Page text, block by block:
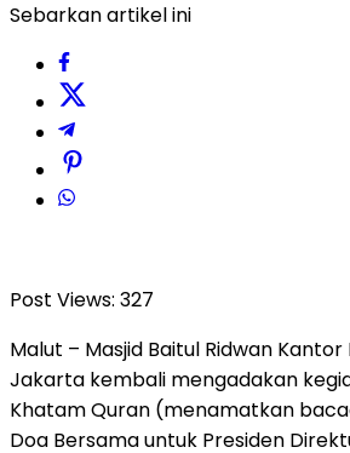
Sebarkan artikel ini
Post Views: 327
Malut – Masjid Baitul Ridwan
Jakarta kembali mengadakan
Khatam Quran (menamatkan
Doa Bersama untuk Presiden